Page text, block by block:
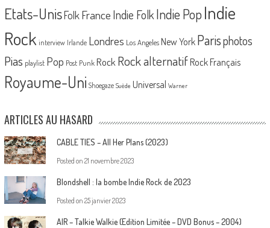
Etats-UnisFolk France Indie Folk Indie PopIndie
Rock interview Irlande Londres Los Angeles New York Parisphotos
Pias playlist Pop Post Punk Rock Rock alternatif Rock Français
Royaume-Uni Shoegaze Suède Universal Warner
ARTICLES AU HASARD
CABLE TIES – All Her Plans (2023)
Posted on 21 novembre 2023
Blondshell : la bombe Indie Rock de 2023
Posted on 25 janvier 2023
AIR – Talkie Walkie (Edition Limitée – DVD Bonus – 2004)